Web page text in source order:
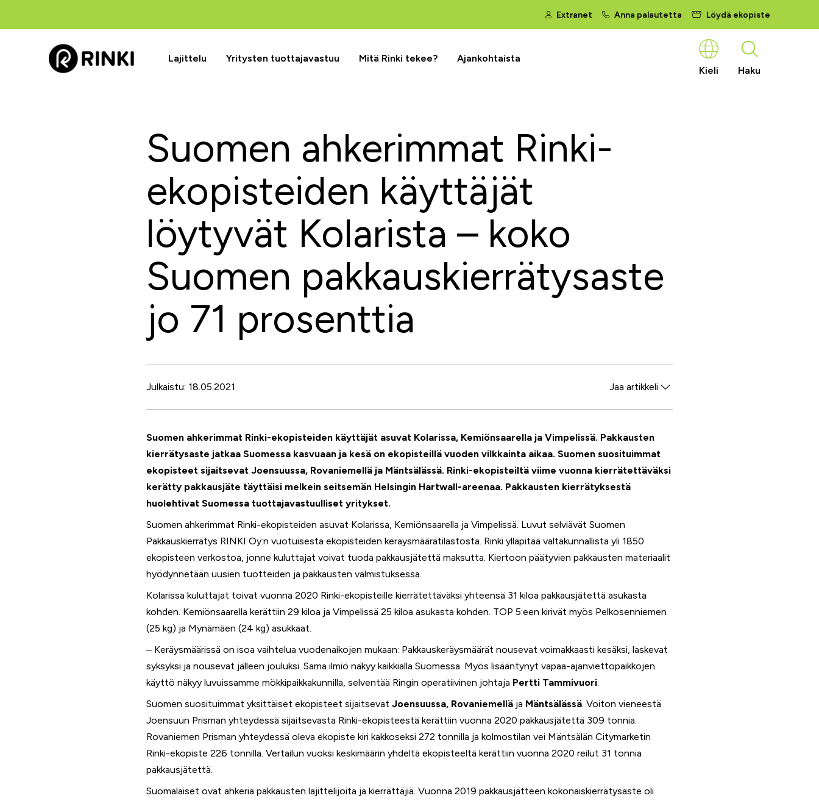
Extranet Anna palautetta Löydä ekopiste
Lajittelu Yritysten tuottajavastuu Mitä Rinki tekee?
Ajankohtaista
Kieli
Haku
Suomen ahkerimmat Rinki-
ekopisteiden käyttäjät
löytyvät Kolarista – koko
Suomen pakkauskierrätysaste
jo 71 prosenttia
Julkaistu: 18.05.2021 Jaa artikkeli
Facebook
WhatsApp
LinkedIn
Suomen ahkerimmat Rinki-ekopisteiden käyttäjät asuvat Kolarissa, Kemiönsaarella ja Vimpelissä. Pakkausten
kierrätysaste jatkaa Suomessa kasvuaan ja kesä on ekopisteillä vuoden vilkkainta aikaa. Suomen suosituimmat
ekopisteet sijaitsevat Joensuussa, Rovaniemellä ja Mäntsälässä. Rinki-ekopisteiltä viime vuonna kierrätettäväksi
kerätty pakkausjäte täyttäisi melkein seitsemän Helsingin Hartwall-areenaa. Pakkausten kierrätyksestä
huolehtivat Suomessa tuottajavastuulliset yritykset.
Suomen ahkerimmat Rinki-ekopisteiden asuvat Kolarissa, Kemiönsaarella ja Vimpelissä. Luvut selviävät Suomen
Pakkauskierrätys RINKI Oy:n vuotuisesta ekopisteiden keräysmäärätilastosta. Rinki ylläpitää valtakunnallista yli 1850
ekopisteen verkostoa, jonne kuluttajat voivat tuoda pakkausjätettä maksutta. Kiertoon päätyvien pakkausten materiaalit
hyödynnetään uusien tuotteiden ja pakkausten valmistuksessa.
Kolarissa kuluttajat toivat vuonna 2020 Rinki-ekopisteille kierrätettäväksi yhteensä 31 kiloa pakkausjätettä asukasta
kohden. Kemiönsaarella kerättiin 29 kiloa ja Vimpelissä 25 kiloa asukasta kohden. TOP 5:een kirivät myös Pelkosenniemen
(25 kg) ja Mynämäen (24 kg) asukkaat.
– Keräysmäärissä on isoa vaihtelua vuodenaikojen mukaan: Pakkauskeräysmäärät nousevat voimakkaasti kesäksi, laskevat
syksyksi ja nousevat jälleen jouluksi. Sama ilmiö näkyy kaikkialla Suomessa. Myös lisääntynyt vapaa-ajanviettopaikkojen
käyttö näkyy luvuissamme mökkipaikkakunnilla, selventää Ringin operatiivinen johtaja Pertti Tammivuori.
Suomen suosituimmat yksittäiset ekopisteet sijaitsevat Joensuussa, Rovaniemellä ja Mäntsälässä. Voiton vieneestä
Joensuun Prisman yhteydessä sijaitsevasta Rinki-ekopisteestä kerättiin vuonna 2020 pakkausjätettä 309 tonnia.
Rovaniemen Prisman yhteydessä oleva ekopiste kiri kakkoseksi 272 tonnilla ja kolmostilan vei Mäntsälän Citymarketin
Rinki-ekopiste 226 tonnilla. Vertailun vuoksi keskimäärin yhdeltä ekopisteeltä kerättiin vuonna 2020 reilut 31 tonnia
pakkausjätettä.
Suomalaiset ovat ahkeria pakkausten lajittelijoita ja kierrättäjiä. Vuonna 2019 pakkausjätteen kokonaiskierrätysaste oli